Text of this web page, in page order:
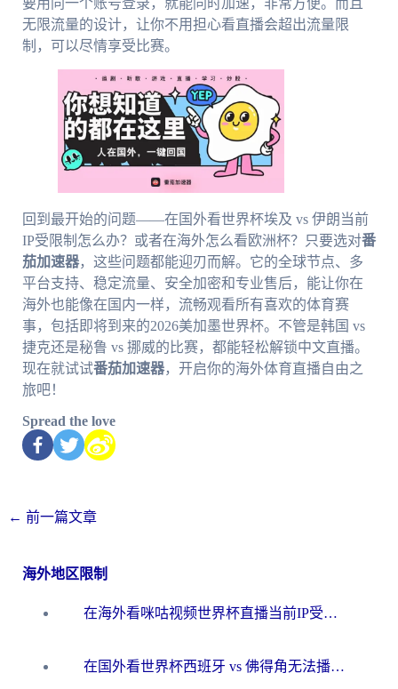
要用同一个账号登录，就能同时加速，非常方便。而且
无限流量的设计，让你不用担心看直播会超出流量限
制，可以尽情享受比赛。
回到最开始的问题——在国外看世界杯埃及 vs 伊朗当前
IP受限制怎么办？或者在海外怎么看欧洲杯？只要选对番
茄加速器，这些问题都能迎刃而解。它的全球节点、多
平台支持、稳定流量、安全加密和专业售后，能让你在
海外也能像在国内一样，流畅观看所有喜欢的体育赛
事，包括即将到来的2026美加墨世界杯。不管是韩国 vs
捷克还是秘鲁 vs 挪威的比赛，都能轻松解锁中文直播。
现在就试试番茄加速器，开启你的海外体育直播自由之
旅吧！
Spread the love
← 前一篇文章
海外地区限制
在海外看咪咕视频世界杯直播当前IP受限制？这篇指南帮你搞定所有体育赛事观看难题
在国外看世界杯西班牙 vs 佛得角无法播放？这篇指南帮你解锁所有中文体育直播